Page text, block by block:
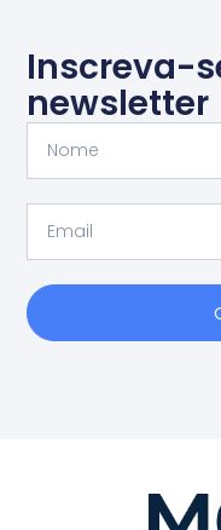
Inscreva-
newsletter